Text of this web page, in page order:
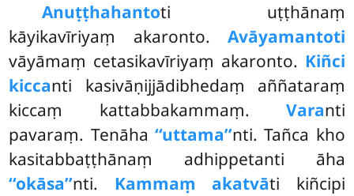
Anuṭṭhahantoti uṭṭhānaṃ
kāyikavīriyaṃ akaronto. Avāyamantoti
vāyāmaṃ cetasikavīriyaṃ akaronto. Kiñci
kiccanti kasivāṇijjādibhedaṃ aññataraṃ
kiccaṃ kattabbakammaṃ. Varanti
pavaraṃ. Tenāha ‘‘uttama’’nti. Tañca kho
kasitabbaṭṭhānaṃ adhippetanti āha
‘‘okāsa’’nti. Kammaṃ akatvāti kiñcipi